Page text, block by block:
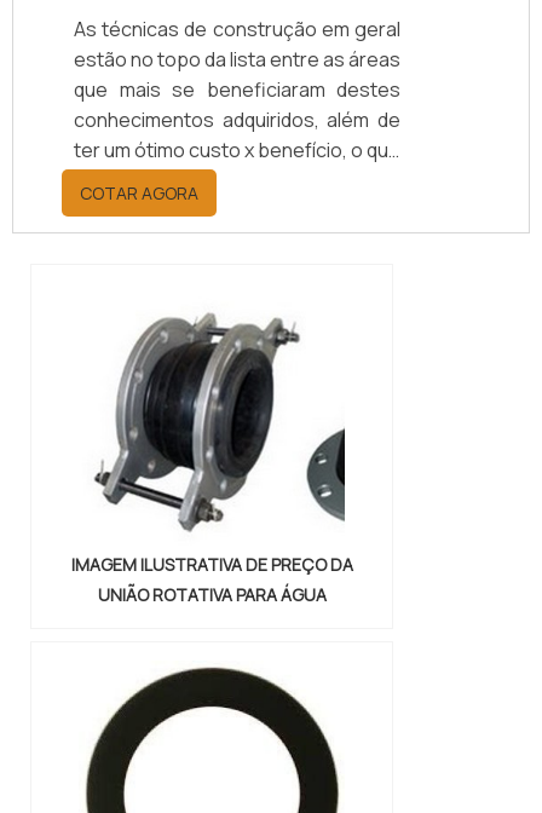
As técnicas de construção em geral
estão no topo da lista entre as áreas
que mais se beneficiaram destes
conhecimentos adquiridos, além de
ter um ótimo custo x benefício, o que
facilita na hora de descobrir o preço
de junta de dilatação e escolher a
empresa certa para ter o seu
pode acabar empregando contra o
outro durante a dilatação. Elas
podem ser confeccionadas com di...
COTAR AGORA
IMAGEM ILUSTRATIVA DE PREÇO DA
UNIÃO ROTATIVA PARA ÁGUA